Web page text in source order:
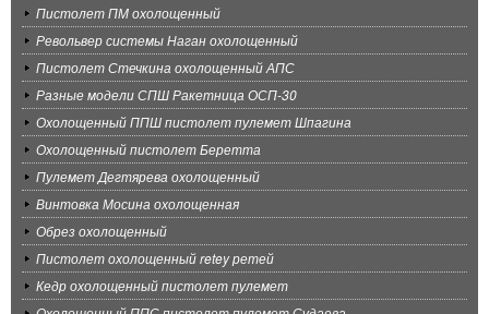
Пистолет ПМ охолощенный
Револьвер системы Наган охолощенный
Пистолет Стечкина охолощенный АПС
Разные модели СПШ Ракетница ОСП-30
Охолощенный ППШ пистолет пулемет Шпагина
Охолощенный пистолет Беретта
Пулемет Дегтярева охолощенный
Винтовка Мосина охолощенная
Обрез охолощенный
Пистолет охолощенный retey ретей
Кедр охолощенный пистолет пулемет